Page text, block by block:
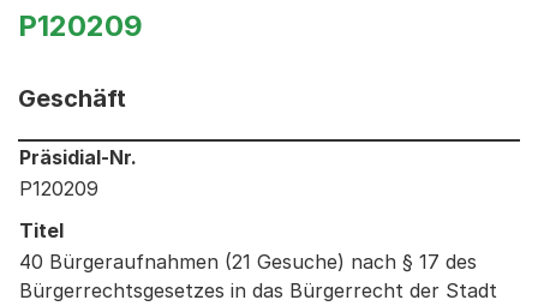
P120209
Geschäft
Informationen zum Ausgewählten Geschäft
Präsidial-Nr.
P120209
Titel
40 Bürgeraufnahmen (21 Gesuche) nach § 17 des
Bürgerrechtsgesetzes in das Bürgerrecht der Stadt